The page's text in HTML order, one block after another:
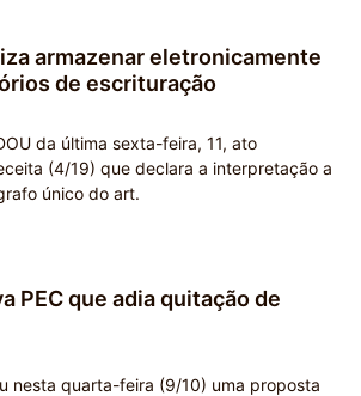
armazenar eletronicamente
de escrituração
da última sexta-feira, 11, ato
(4/19) que declara a interpretação a
único do art.
PEC que adia quitação de
nesta quarta-feira (9/10) uma proposta